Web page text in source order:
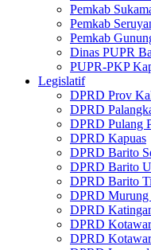
Pemkab
Pemkab
Pemkab
Dinas PUPR
PUPR-PKP
Legislatif
DPRD Prov
DPRD
DPRD Pulang
DPRD Kapuas
DPRD Barito
DPRD Barito
DPRD Barito
DPRD Murung
DPRD
DPRD
DPRD